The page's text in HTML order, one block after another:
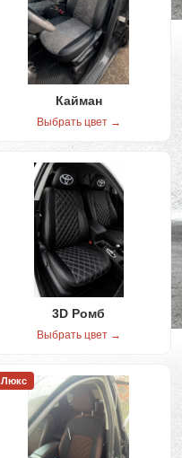
Кайман
Выбрать цвет →
3D Ромб
Выбрать цвет →
Люкс